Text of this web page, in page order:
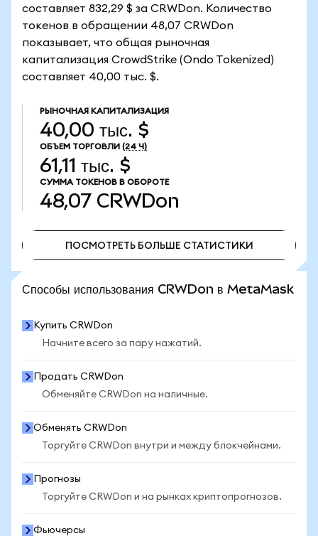
составляет 832,29 $ за CRWDon. Количество
токенов в обращении 48,07 CRWDon
показывает, что общая рыночная
капитализация CrowdStrike (Ondo Tokenized)
составляет 40,00 тыс. $.
РЫНОЧНАЯ КАПИТАЛИЗАЦИЯ
40,00 тыс. $
ОБЪЕМ ТОРГОВЛИ (24 Ч)
61,11 тыс. $
СУММА ТОКЕНОВ В ОБОРОТЕ
48,07 CRWDon
ПОСМОТРЕТЬ БОЛЬШЕ СТАТИСТИКИ
Способы использования CRWDon в MetaMask
Купить CRWDon
Начните всего за пару нажатий.
Продать CRWDon
Обменяйте CRWDon на наличные.
Обменять CRWDon
Торгуйте CRWDon внутри и между блокчейнами.
Прогнозы
Торгуйте CRWDon и на рынках криптопрогнозов.
Фьючерсы